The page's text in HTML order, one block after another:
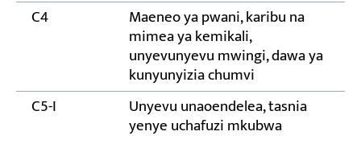
C4 Maeneo ya pwani, karibu na
mimea ya kemikali,
unyevunyevu mwingi, dawa ya
kunyunyizia chumvi
C5-I Unyevu unaoendelea, tasnia
yenye uchafuzi mkubwa